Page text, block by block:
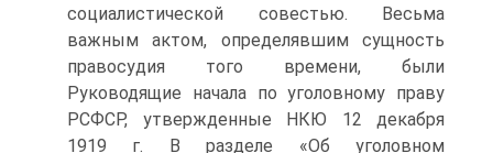
социалистической совестью. Весьма
важным актом, определявшим сущность
правосудия того времени, были
Руководящие начала по уголовному праву
РСФСР, утвержденные НКЮ 12 декабря
1919 г. В разделе «Об уголовном